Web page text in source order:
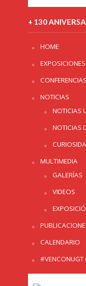
+ 130
HOME
EXPOSICIONES
NOTICIAS
NOTICIAS
NOTICIAS
MULTIMEDIA
GALERÍAS
VIDEOS
CALENDARIO
#VENCONUGT